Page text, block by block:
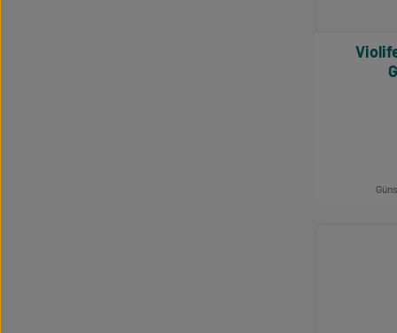
Violife Block mit